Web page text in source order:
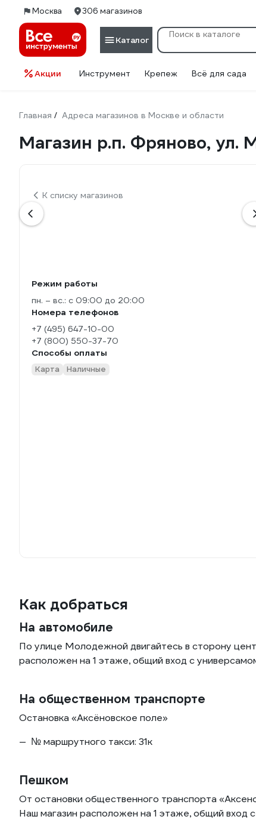
Москва 306 магазинов
Каталог
Акции Инструмент Крепеж Всё для сада
Главная / Адреса магазинов в Москве и области
Магазин р.п. Фряново, ул.
К списку магазинов
Режим работы
пн. – вс.: с 09:00 до 20:00
Номера телефонов
+7 (495) 647-10-00
+7 (800) 550-37-70
Способы оплаты
Карта Наличные
Как добраться
На автомобиле
По улице Молодежной двигайтесь в сторону
расположен на 1 этаже, общий вход с
На общественном транспорте
Остановка «Аксёновское поле»
№ маршрутного такси: 31к
Пешком
От остановки общественного транспорта
Наш магазин расположен на 1 этаже, общий вход